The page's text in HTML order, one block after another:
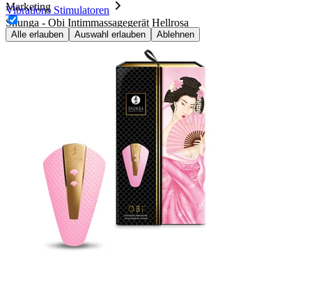
Marketing
Alle erlauben Auswahl erlauben Ablehnen
Vibrations Stimulatoren
Shunga - Obi Intimmassagegerät Hellrosa